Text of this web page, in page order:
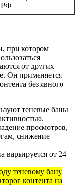
РФ
при котором
от других
Он применяется
без явного
теневые баны
просмотров,
снижение
варьируется от 24
теневому бану
контента на